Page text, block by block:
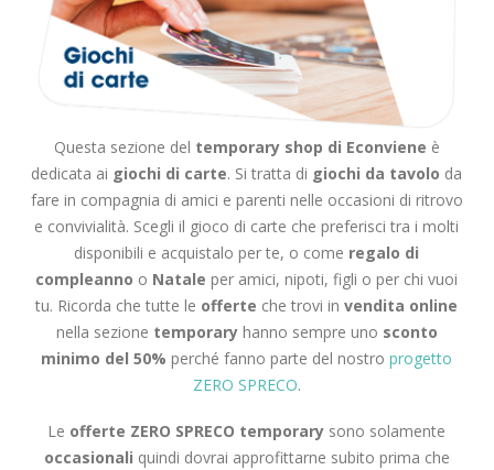
Questa sezione del temporary shop di Econviene è
dedicata ai giochi di carte. Si tratta di giochi da tavolo da
fare in compagnia di amici e parenti nelle occasioni di ritrovo
e convivialità. Scegli il gioco di carte che preferisci tra i molti
disponibili e acquistalo per te, o come regalo di
compleanno o Natale per amici, nipoti, figli o per chi vuoi
tu. Ricorda che tutte le offerte che trovi invendita online
nella sezione temporaryhanno sempre uno sconto
minimo del 50% perché fanno parte del nostroprogetto
ZERO SPRECO.
Le offerte ZERO SPRECO temporary sono solamente
occasionali quindi dovrai approfittarne subito prima che